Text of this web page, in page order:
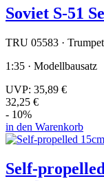
Soviet S-51
TRU 05583 ·
1:35 · Modellbausatz
UVP: 35,89 €
32,25 €
- 10%
in den Warenkorb
Self-